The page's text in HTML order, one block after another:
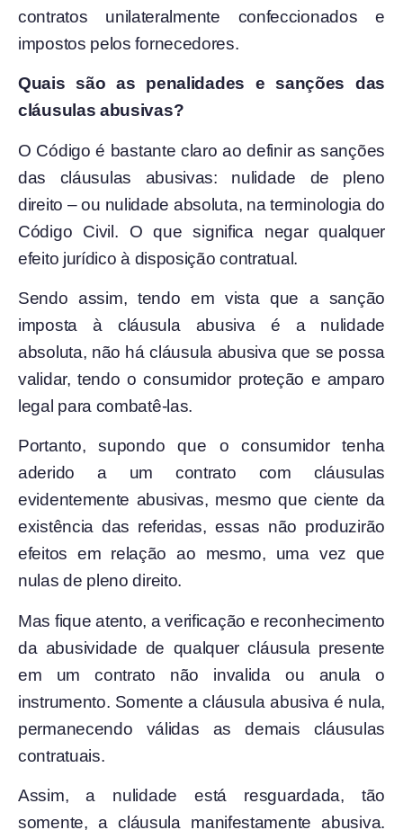
contratos unilateralmente confeccionados e
impostos pelos fornecedores.
Quais são as penalidades e sanções das
cláusulas abusivas?
O Código é bastante claro ao definir as sanções
das cláusulas abusivas: nulidade de pleno
direito – ou nulidade absoluta, na terminologia do
Código Civil. O que significa negar qualquer
efeito jurídico à disposição contratual.
Sendo assim, tendo em vista que a sanção
imposta à cláusula abusiva é a nulidade
absoluta, não há cláusula abusiva que se possa
validar, tendo o consumidor proteção e amparo
legal para combatê-las.
Portanto, supondo que o consumidor tenha
aderido a um contrato com cláusulas
evidentemente abusivas, mesmo que ciente da
existência das referidas, essas não produzirão
efeitos em relação ao mesmo, uma vez que
nulas de pleno direito.
Mas fique atento, a verificação e reconhecimento
da abusividade de qualquer cláusula presente
em um contrato não invalida ou anula o
instrumento. Somente a cláusula abusiva é nula,
permanecendo válidas as demais cláusulas
contratuais.
Assim, a nulidade está resguardada, tão
somente, a cláusula manifestamente abusiva.